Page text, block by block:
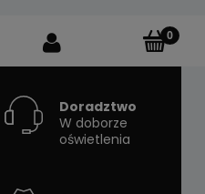
Doradztwo
W doborze
oświetlenia